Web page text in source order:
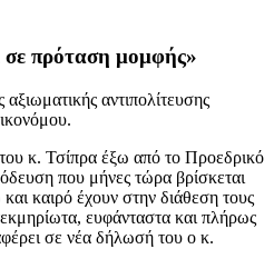
σε πρόταση μομφής»
αντιπολίτευσης
κ. Τσίπρα έξω από το Προεδρικό
που μήνες τώρα βρίσκεται
καιρό έχουν στην διάθεση τους
ευφάνταστα και πλήρως
σε νέα δήλωσή του ο κ.